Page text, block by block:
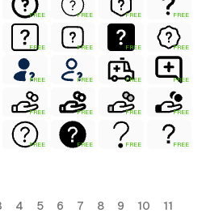
FREE FREE FREE FREE
FREE FREE FREE FREE
FREE FREE FREE FREE
FREE FREE FREE FREE
FREE FREE FREE FREE
4 5 6 7 8 9 10
11